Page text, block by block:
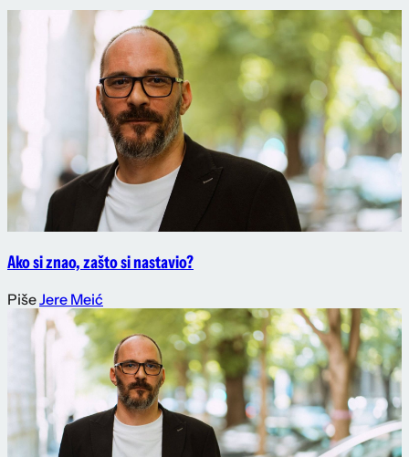
Ako si znao, zašto si nastavio?
PišeJere Meić